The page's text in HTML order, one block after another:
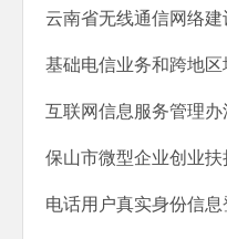
云南省无线通信网络
互联网信息服务管理办
保山市微型企业创业
电话用户真实身份信息